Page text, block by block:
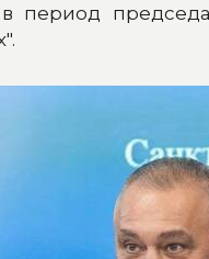
период